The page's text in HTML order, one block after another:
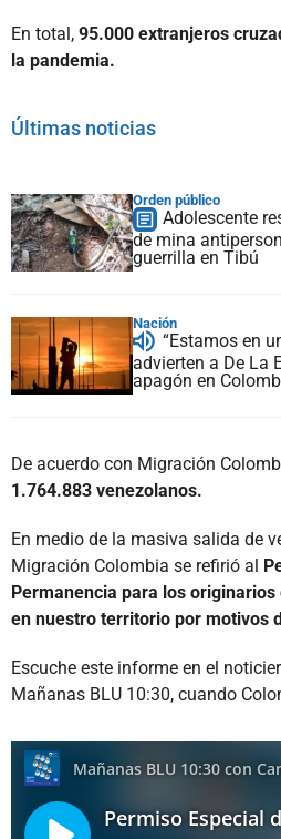
En total, 95.000 extranjeros
la pandemia.
Últimas noticias
Orden público
Adolescente
de mina
guerrilla en Tibú
Nación
“Estamos en
advierten a De La
apagón en
De acuerdo con Migración
1.764.883 venezolanos.
En medio de la masiva salida de
Migración Colombia se refirió al
Permanencia para los
en nuestro territorio por motivos
Escuche este informe en el
Mañanas BLU 10:30, cuando